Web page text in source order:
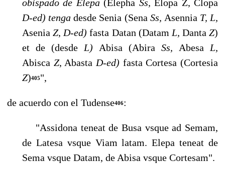
obispado de Elepa(Elepha Ss,Elopa Z, Clopa
D-ed) tengadesde Senia (Sena Ss, Asennia T, L,
AseniaZ, D-ed)fasta Datan (Datam L, Danta Z)
et de (desde L) Abisa (Abira Ss, Abesa L,
Abisca Z, Abasta D-ed) fasta Cortesa (Cortesia
Z)405",
de acuerdo con el Tudense406:
"Assidona teneat de Busa vsque ad Semam,
de Latesa vsque Viam latam. Elepa teneat de
Sema vsque Datam, de Abisa vsque Cortesam".